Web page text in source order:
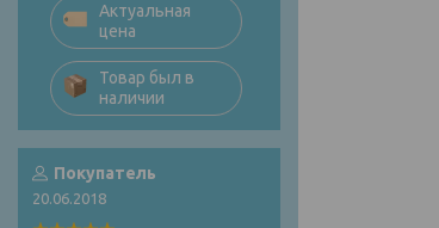
Актуальная
цена
Товар был в
наличии
Покупатель
20.06.2018